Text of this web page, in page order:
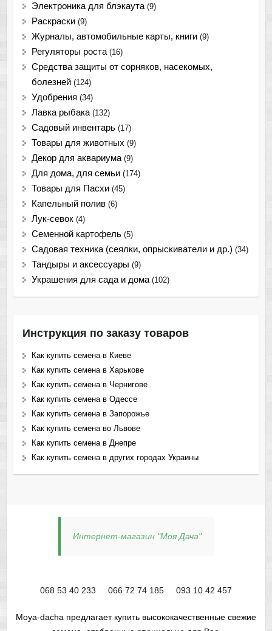
Электроника для блэкаута (9)
Раскраски (9)
Журналы, автомобильные карты, книги (9)
Регуляторы роста (16)
Средства защиты от сорняков, насекомых,
болезней (124)
Удобрения (34)
Лавка рыбака (132)
Садовый инвентарь (17)
Товары для животных (9)
Декор для аквариума (9)
Для дома, для семьи (174)
Товары для Пасхи (45)
Капельный полив (6)
Лук-севок (4)
Семенной картофель (5)
Садовая техника (сеялки, опрыскиватели и др.) (34)
Тандыры и аксессуары (9)
Украшения для сада и дома (102)
Инструкция по заказу товаров
Как купить семена в Киеве
Как купить семена в Харькове
Как купить семена в Чернигове
Как купить семена в Одессе
Как купить семена в Запорожье
Как купить семена во Львове
Как купить семена в Днепре
Как купить семена в других городах Украины
Интернет-магазин "Моя Дача"
068 53 40 233 066 72 74 185 093 10 42 457
Moya-dacha предлагает купить высококачественные свежие